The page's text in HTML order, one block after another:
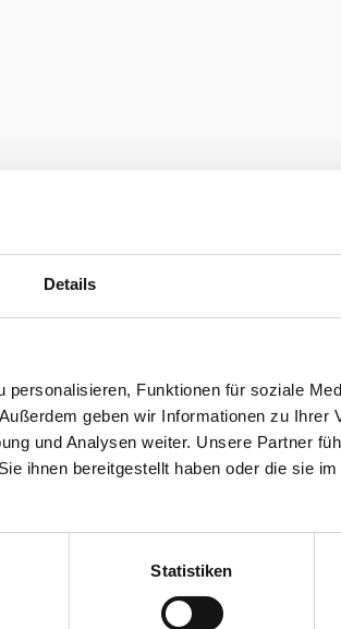
Details
Funktionen für soziale
geben wir Informationen zu Ihrer
und Analysen weiter. Unsere Partner
ihnen bereitgestellt haben oder die sie
Statistiken